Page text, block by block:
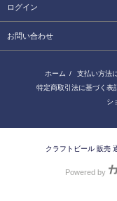
ログイン
お問い合わせ
ホーム / 支払い方法
特定商取引法に基づく表
シ
クラフトビール 販売
Powered by